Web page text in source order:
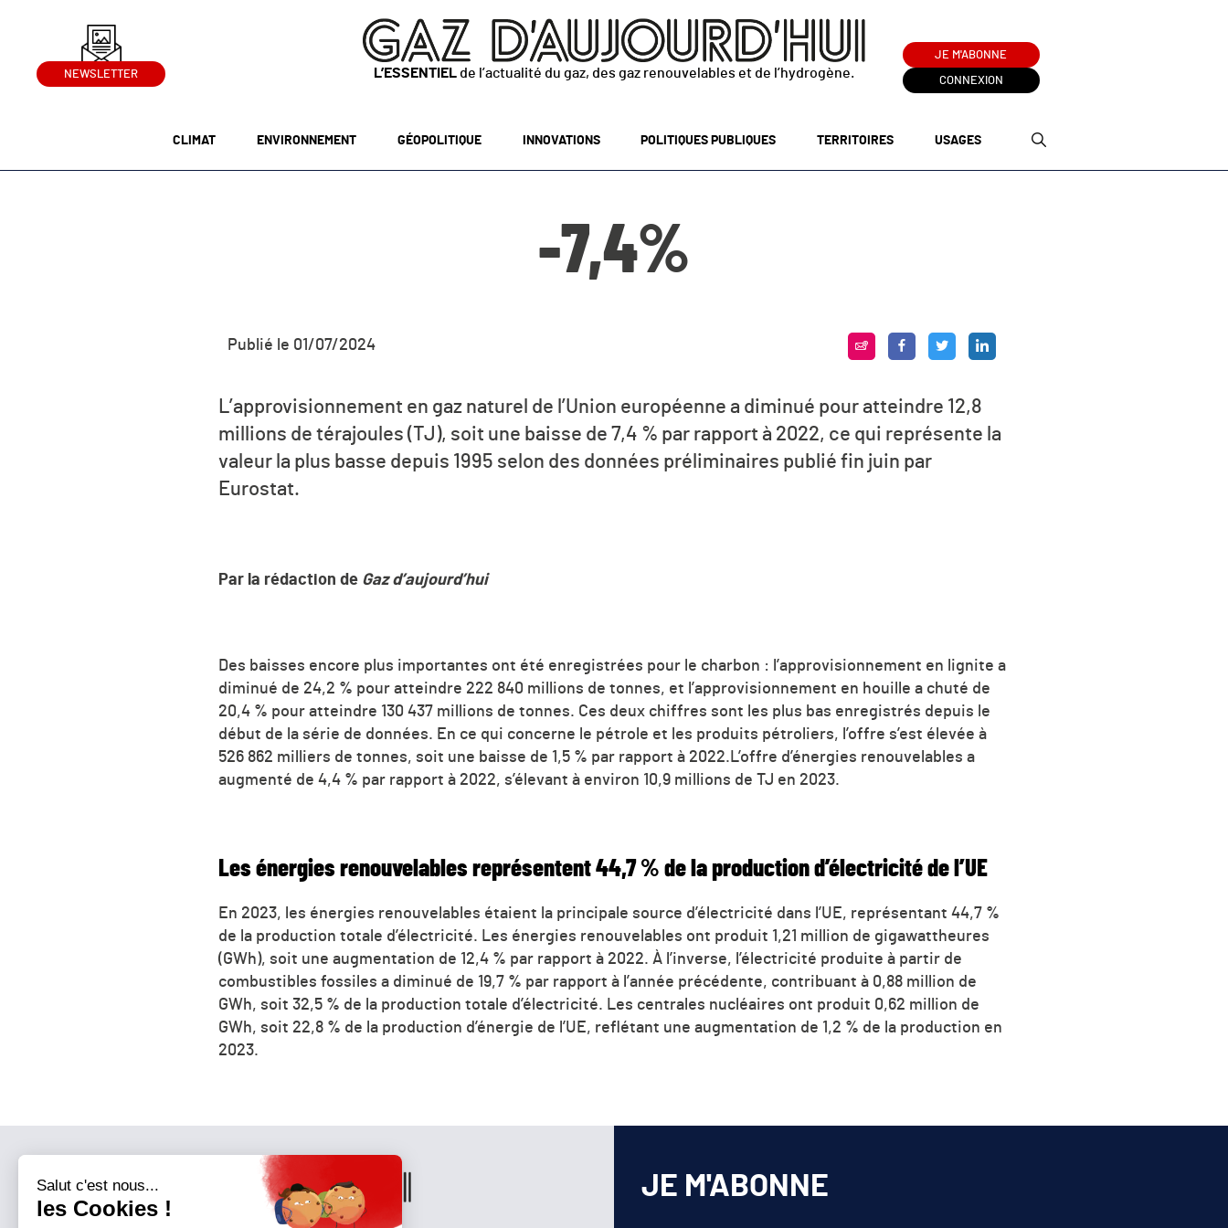
NEWSLETTER L’ESSENTIEL de l’actualité du gaz, des gaz renouvelables et de l’hydrogène.
JE M'ABONNE
CONNEXION
CLIMAT ENVIRONNEMENT GÉOPOLITIQUE INNOVATIONS POLITIQUES PUBLIQUES TERRITOIRES USAGES
-7,4%
Publié le 01/07/2024
L’approvisionnement en gaz naturel de l’Union européenne a diminué pour atteindre 12,8
millions de térajoules (TJ), soit une baisse de 7,4 % par rapport à 2022, ce qui représente la
valeur la plus basse depuis 1995 selon des données préliminaires publié fin juin par
Eurostat.
Par la rédaction de Gaz d’aujourd’hui
Des baisses encore plus importantes ont été enregistrées pour le charbon : l’approvisionnement en lignite a
diminué de 24,2 % pour atteindre 222 840 millions de tonnes, et l’approvisionnement en houille a chuté de
20,4 % pour atteindre 130 437 millions de tonnes. Ces deux chiffres sont les plus bas enregistrés depuis le
début de la série de données. En ce qui concerne le pétrole et les produits pétroliers, l’offre s’est élevée à
526 862 milliers de tonnes, soit une baisse de 1,5 % par rapport à 2022.L’offre d’énergies renouvelables a
augmenté de 4,4 % par rapport à 2022, s’élevant à environ 10,9 millions de TJ en 2023.
Les énergies renouvelables représentent 44,7 % de la production d’électricité de l’UE
En 2023, les énergies renouvelables étaient la principale source d’électricité dans l’UE, représentant 44,7 %
de la production totale d’électricité. Les énergies renouvelables ont produit 1,21 million de gigawattheures
(GWh), soit une augmentation de 12,4 % par rapport à 2022. À l’inverse, l’électricité produite à partir de
combustibles fossiles a diminué de 19,7 % par rapport à l’année précédente, contribuant à 0,88 million de
GWh, soit 32,5 % de la production totale d’électricité. Les centrales nucléaires ont produit 0,62 million de
GWh, soit 22,8 % de la production d’énergie de l’UE, reflétant une augmentation de 1,2 % de la production en
2023.
JE M'ABONNE